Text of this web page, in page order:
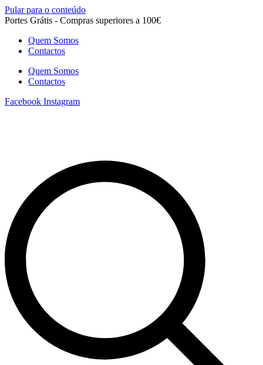
Pular para o conteúdo
Portes Grátis - Compras superiores a 100€
Quem Somos
Contactos
Quem Somos
Contactos
Facebook Instagram